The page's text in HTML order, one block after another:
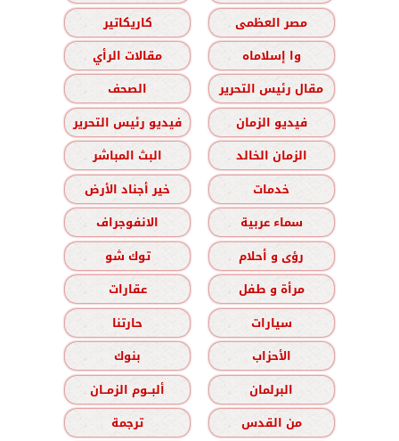
مصر العظمى
كاريكاتير
وا إسلاماه
مقالات الرأي
مقال رئيس التحرير
الصحف
فيديو الزمان
فيديو رئيس التحرير
الزمان الخالد
البث المباشر
خدمات
خير أجناد الأرض
سماء عربية
الانفوجراف
رؤى و أحلام
توك شو
مرأة و طفل
عقارات
سيارات
حارتنا
الأحزاب
بنوك
البرلمان
ألبــوم الزمــان
من القدس
ترجمة